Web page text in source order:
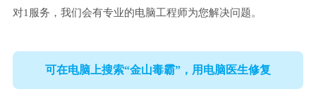
对1服务，我们会有专业的电脑工程师为您解决问题。
可在电脑上搜索“金山毒霸”，用电脑医生修复